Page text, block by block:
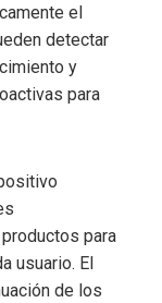
el
detectar
y
para
para
usuario. El
de los